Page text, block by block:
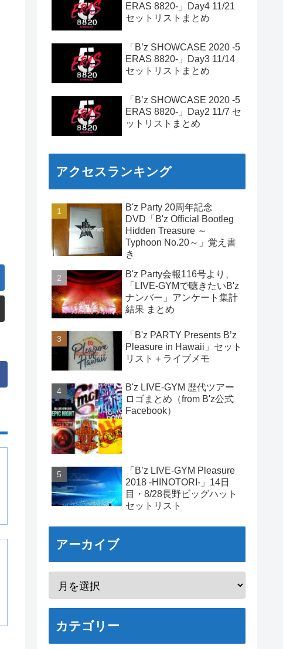
ERAS 8820-」Day4 11/21
セットリストまとめ
「B’z SHOWCASE 2020 -5
ERAS 8820-」Day3 11/14
セットリストまとめ
「B’z SHOWCASE 2020 -5
ERAS 8820-」Day2 11/7 セ
ットリストまとめ
アクセスランキング
B'z Party 20周年記念
DVD「B'z Official Bootleg
Hidden Treasure ～
Typhoon No.20～」覚え書
き
B'z Party会報116号より、
「LIVE-GYMで聴きたいB'z
ナンバー」アンケート集計
結果 まとめ
「B'z PARTY Presents B’z
Pleasure in Hawaii」セット
リスト＋ライブメモ
B'z LIVE-GYM 歴代ツアー
ロゴまとめ（from B'z公式
Facebook）
「B’z LIVE-GYM Pleasure
2018 -HINOTORI-」14日
目・8/28長野ビッグハット
セットリスト
アーカイブ
カテゴリー